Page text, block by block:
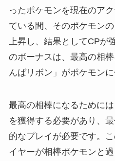
ったポケモンを現在のア
ている間、そのポケモン
上昇し、結果としてCPが
のボーナスは、最高の相
んばリボン」がポケモン
最高の相棒になるために
を獲得する必要があり、
的なプレイが必要です。
イヤーが相棒ポケモンと